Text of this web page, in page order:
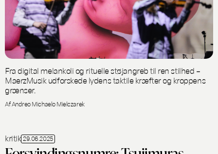
Fra digital melankoli og rituelle støjangreb til ren stilhed –
MaerzMusik udforskede lydens taktile kræfter og kroppens
grænser.
Af Andreo Michaelo Mielczarek
kritik 29.06.2025